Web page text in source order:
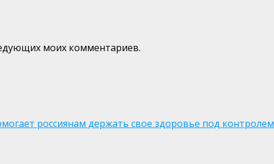
моих комментариев.
россиянам держать свое здоровье под контролем